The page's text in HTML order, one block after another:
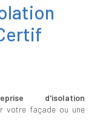
d'isolation
votre façade ou une